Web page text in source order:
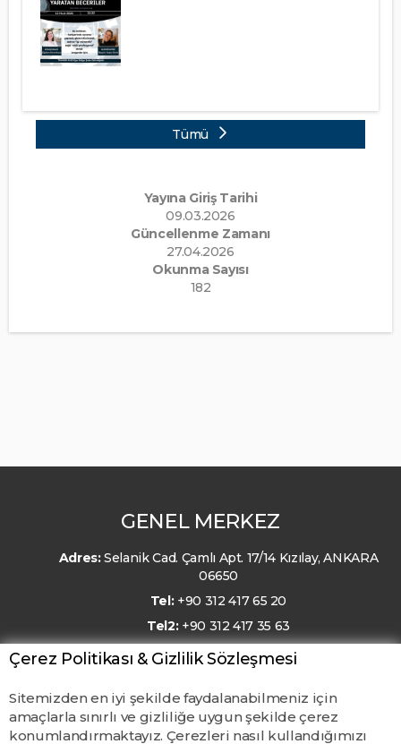
Tümü
Yayına Giriş Tarihi
09.03.2026
Güncellenme Zamanı
27.04.2026
Okunma Sayısı
182
GENEL MERKEZ
Adres:Selanik Cad. Çamlı Apt. 17/14 Kızılay, ANKARA
06650
Tel: +90 312 417 65 20
Tel2: +90 312 417 35 63
E-Posta: kmo@kmo.org.tr
Çerez Politikası & Gizlilik Sözleşmesi
Sitemizden en iyi şekilde faydalanabilmeniz için
amaçlarla sınırlı ve gizliliğe uygun şekilde çerez
konumlandırmaktayız. Çerezleri nasıl kullandığımızı